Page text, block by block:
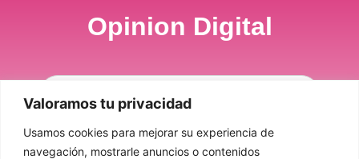
Valoramos tu privacidad
Usamos cookies para mejorar su experiencia de
navegación, mostrarle anuncios o contenidos
Opinion Digital
Sí, Por Favor